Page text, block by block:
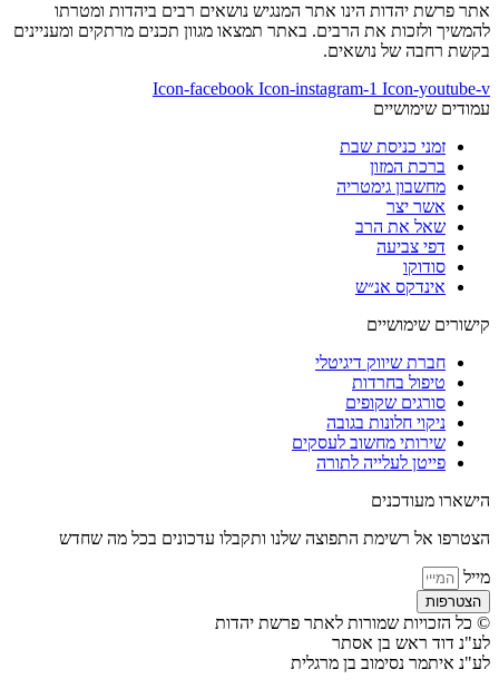
אתר פרשת יהדות הינו אתר המנגיש נושאים רבים ביהדות ומטרתו
להמשיך ולזכות את הרבים. באתר תמצאו מגוון תכנים מרתקים ומעניינים
בקשת רחבה של נושאים.
Icon-facebook Icon-instagram-1 Icon-youtube-v
עמודים שימושיים
זמני כניסת שבת
ברכת המזון
מחשבון גימטריה
אשר יצר
שאל את הרב
דפי צביעה
סודוקו
אינדקס אנ״ש
קישורים שימושיים
חברת שיווק דיגיטלי
טיפול בחרדות
סורגים שקופים
ניקוי חלונות בגובה
שירותי מחשוב לעסקים
פייטן לעלייה לתורה
הישארו מעודכנים
הצטרפו אל רשימת התפוצה שלנו ותקבלו עדכונים בכל מה שחדש
מייל
הצטרפות
© כל הזכויות שמורות לאתר פרשת יהדות
לע"נ דוד ראש בן אסתר
לע"נ איתמר נסימוב בן מרגלית